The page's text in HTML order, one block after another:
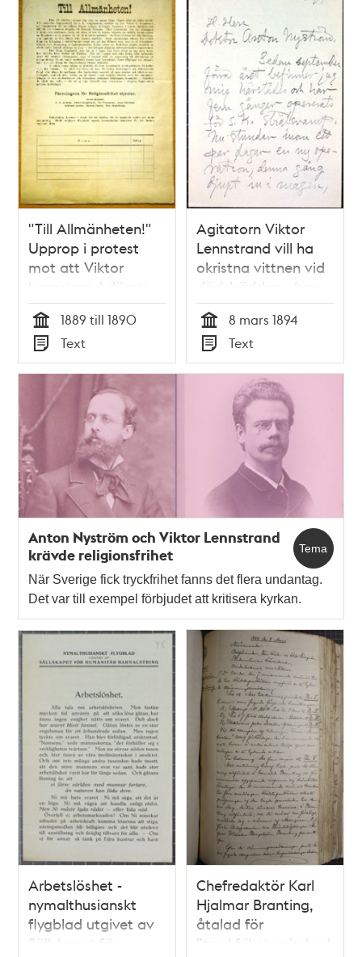
teman
"Till Allmänheten!"
Upprop i protest
mot att Viktor
Lennstrand dömts
för religionsbrott
Tid
1889 till 1890
Typ
Text
Agitatorn Viktor
Lennstrand vill ha
okristna vittnen vid
dödsbädden - brev
till Dr Nyström 1894
Tid
8 mars 1894
Typ
Text
Tema
Anton Nyström och Viktor Lennstrand
krävde religionsfrihet
När Sverige fick tryckfrihet fanns det flera undantag.
Det var till exempel förbjudet att kritisera kyrkan.
Arbetslöshet -
nymalthusianskt
flygblad utgivet av
Sällskapet för
Chefredaktör Karl
Hjalmar Branting,
åtalad för
”tryckfrihetsmissbruk”